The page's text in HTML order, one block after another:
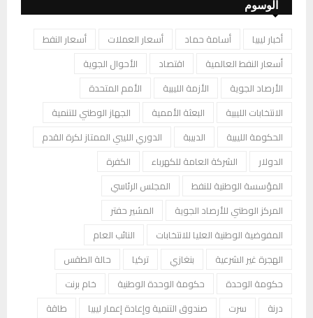
الوسوم
أخبار ليبيا أسامة حماد أسعار العملات
أسعار النفط
أسعار النفط العالمية
اقتصاد
الأحوال الجوية
الأرصاد الجوية
الأزمة الليبية
الأمم المتحدة
الانتخابات الليبية
البعثة الأممية
الجهاز الوطني للتنمية
الحكومة الليبية
الدبيبة
الدوري الليبي الممتاز لكرة القدم
الدولار
الشركة العامة للكهرباء
الكفرة
المؤسسة الوطنية للنفط
المجلس الرئاسي
المركز الوطني للأرصاد الجوية
المشير حفتر
المفوضية الوطنية العليا للانتخابات
النائب العام
الهجرة غير الشرعية
بنغازي تركيا
حالة الطقس
حكومة الوحدة
حكومة الوحدة الوطنية
خام برنت
درنة
سرت صندوق التنمية وإعادة إعمار ليبيا
طاقة